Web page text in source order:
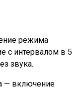
режима
с интервалом в 5
звука.
— включение